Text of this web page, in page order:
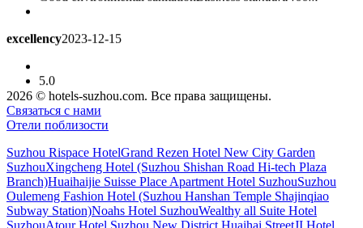
excellency 2023-12-15
5.0
I have been living here in Suzhou on business trip. I prefer the
style of the old building to the new building. The tables are
made of wood. They are very good, very warm and quiet. I
hope to maintain this style in decades, and some hotels in
Europe are like this.
Business standard room
anneygym20082023-12-11
2026 © hotels-suzhou.com. Все права защищены.
Связаться с нами
Отели поблизости
Suzhou Rispace HotelGrand Rezen Hotel New City Garden
SuzhouXingcheng Hotel (Suzhou Shishan Road Hi-tech Plaza
Branch)Huaihaijie Suisse Place Apartment Hotel SuzhouSuzhou
Oulemeng Fashion Hotel (Suzhou Hanshan Temple Shajinqiao
Subway Station)Noahs Hotel SuzhouWealthy all Suite Hotel
SuzhouAtour Hotel Suzhou New District Huaihai StreetJI Hotel